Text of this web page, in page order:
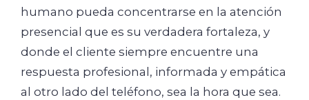
humano pueda concentrarse en la atención
presencial que es su verdadera fortaleza, y
donde el cliente siempre encuentre una
respuesta profesional, informada y empática
al otro lado del teléfono, sea la hora que sea.